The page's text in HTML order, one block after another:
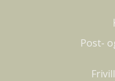
Post-